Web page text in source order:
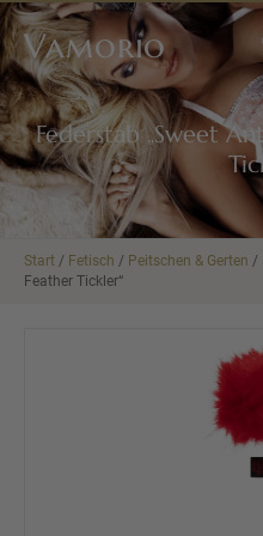
Vamorio
Federstab „Sweet
Start / Fetisch / Peitschen & Gerten /
Feather Tickler“